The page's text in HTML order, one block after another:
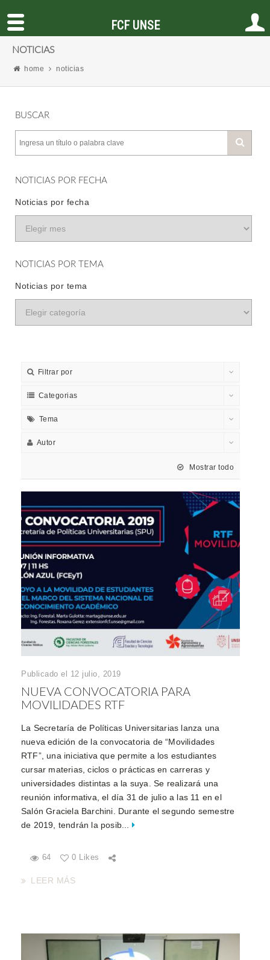
NOTICIAS
home noticias
BUSCAR
NOTICIAS POR FECHA
Noticias por fecha
NOTICIAS POR TEMA
Noticias por tema
Filtrar por
Categorias
Tema
Autor
Mostrar todo
Publicado el 12 julio, 2019
NUEVA CONVOCATORIA PARA
MOVILIDADES RTF
La Secretaría de Políticas Universitarias lanza una
nueva edición de la convocatoria de “Movilidades
RTF”, una iniciativa que permite a los estudiantes
cursar materias, ciclos o prácticas en carreras y
universidades distintas a la suya. Se realizará una
reunión informativa, el día 31 de julio a las 11 en el
Salón Graciela Barchini. Durante el segundo semestre
de 2019, tendrán la posib...
64 0 Likes
LEER MÁS
FCF UNSE